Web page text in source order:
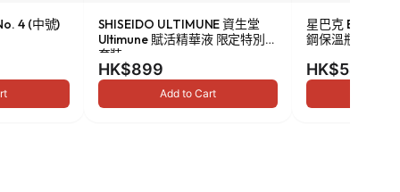
4 (中號)
SHISEIDO ULTIMUNE 資生堂
Ultimune 賦活精華液 限定特別
套裝
HK$899
Add to Cart
星巴克 Been
鋼保溫瓶 473ml
HK$549